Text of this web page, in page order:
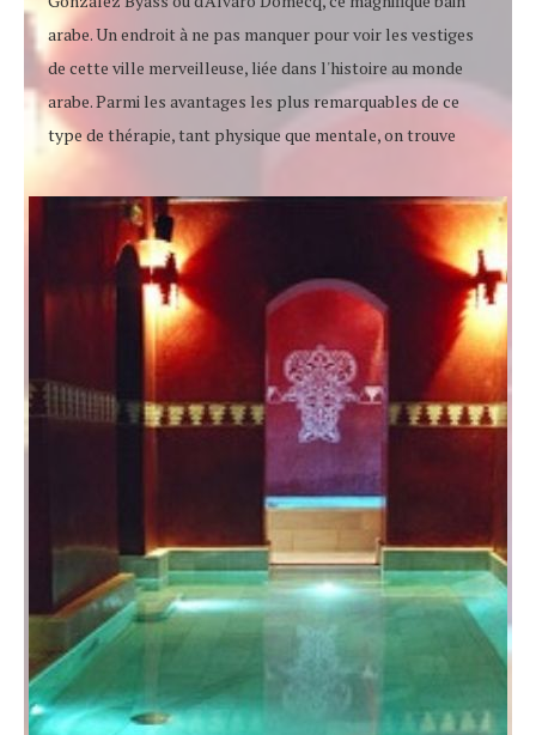
arabe. Un endroit à ne pas manquer pour voir les vestiges
de cette ville merveilleuse, liée dans l'histoire au monde
arabe. Parmi les avantages les plus remarquables de ce
type de thérapie, tant physique que mentale, on trouve